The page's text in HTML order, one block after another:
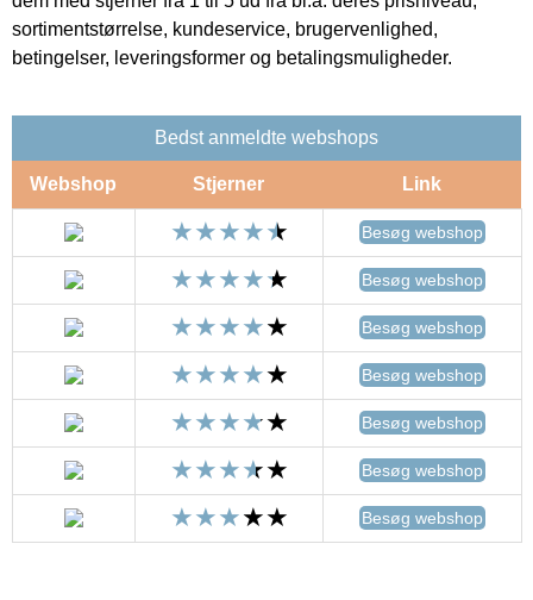
sortimentstørrelse, kundeservice, brugervenlighed,
betingelser, leveringsformer og betalingsmuligheder.
Bedst anmeldte webshops
Webshop Stjerner Link
Besøg webshop
Besøg webshop
Besøg webshop
Besøg webshop
Besøg webshop
Besøg webshop
Besøg webshop